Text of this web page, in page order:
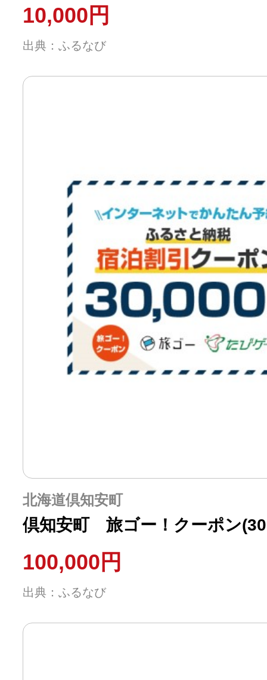
10,000円
出典：ふるなび
北海道倶知安町
倶知安町 旅ゴー！クーポン
100,000円
出典：ふるなび